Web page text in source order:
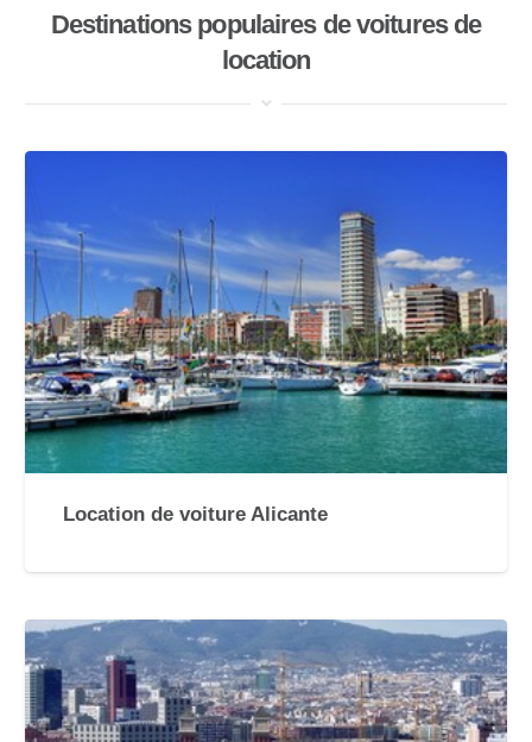
Destinations populaires de voitures de
location
Location de voiture Alicante